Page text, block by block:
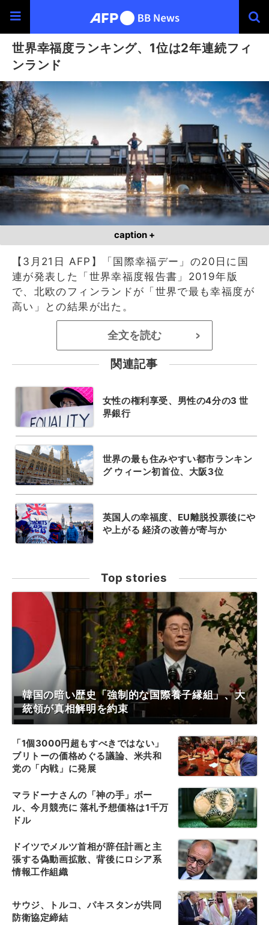
世界幸福度ランキング、1位は2年連続フィ
ンランド
caption +
【3月21日 AFP】「国際幸福デー」の20日に国
連が発表した「世界幸福度報告書」2019年版
で、北欧のフィンランドが「世界で最も幸福度が
高い」との結果が出た。
全文を読む >
関連記事
女性の権利享受、男性の4分の3 世
界銀行
世界の最も住みやすい都市ランキン
グ ウィーン初首位、大阪3位
英国人の幸福度、EU離脱投票後にや
や上がる 経済の改善が寄与か
Top stories
韓国の暗い歴史「強制的な国際養子縁組」、大
統領が真相解明を約束
「1個3000円超もすべきではない」
ブリトーの価格めぐる議論、米共和
党の「内戦」に発展
マラドーナさんの「神の手」ボー
ル、今月競売に 落札予想価格は1千万
ドル
ドイツでメルツ首相が辞任計画と主
張する偽動画拡散、背後にロシア系
情報工作組織
サウジ、トルコ、パキスタンが共同
防衛協定締結